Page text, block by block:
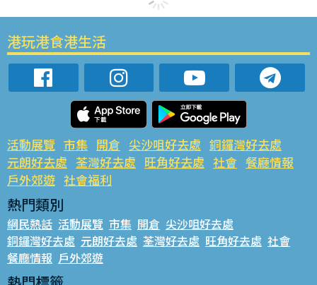
港玩港食港生活
活動展覽 市集 開倉 尖沙咀好去處 銅鑼灣好去處
元朗好去處 荃灣好去處 旺角好去處 社會 餐廳情報
戶外郊遊 社會福利
熱門類別
網民熱話 活動展覽 市集 開倉 尖沙咀好去處
銅鑼灣好去處 元朗好去處 荃灣好去處 旺角好去處 社會
餐廳情報 戶外郊遊